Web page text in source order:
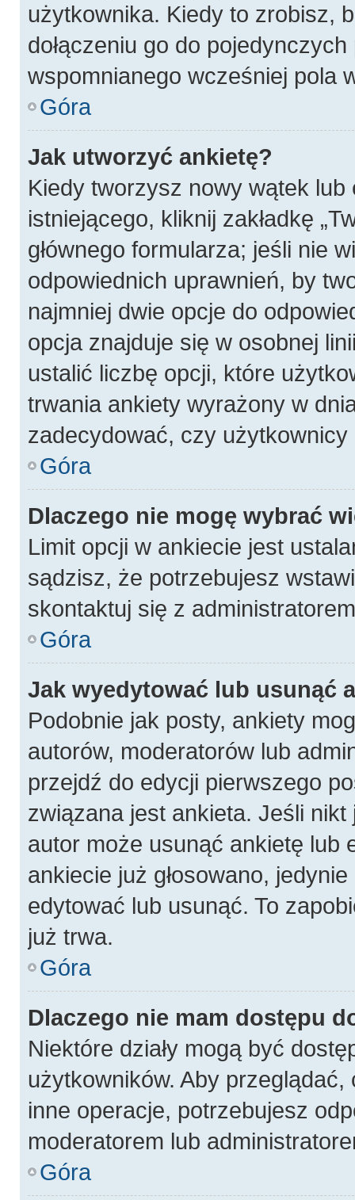
użytkownika. Kiedy to zrobisz,
dołączeniu go do
wspomnianego wcześniej pola
Góra
Jak utworzyć ankietę?
Kiedy tworzysz nowy wątek
istniejącego, kliknij zakładkę
głównego formularza; jeśli nie
odpowiednich uprawnień, by
najmniej dwie opcje do
opcja znajduje się w osobnej
ustalić liczbę opcji, które
trwania ankiety wyrażony w
zadecydować, czy użytkownicy
Góra
Dlaczego nie mogę wybrać
Limit opcji w ankiecie jest
sądzisz, że potrzebujesz
skontaktuj się z
Góra
Jak wyedytować lub usunąć
Podobnie jak posty, ankiety
autorów, moderatorów lub
przejdź do edycji pierwszego
związana jest ankieta. Jeśli nikt
autor może usunąć ankietę lub
ankiecie już głosowano,
edytować lub usunąć. To
już trwa.
Góra
Dlaczego nie mam dostępu
Niektóre działy mogą być
użytkowników. Aby
inne operacje, potrzebujesz
moderatorem lub
Góra